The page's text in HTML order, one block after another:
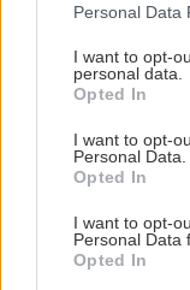
Please note that
not limited to your
grant or deny
use your data for
consent section.
Personal Data
I want to opt-
personal data.
Opted In
I want to opt-
Personal Data.
Opted In
I want to opt-
Personal Data
Opted In
αρκετά από τα
αγνοούν, το
επικεντρώνεται
στη Νότιο
τεχνολογία και